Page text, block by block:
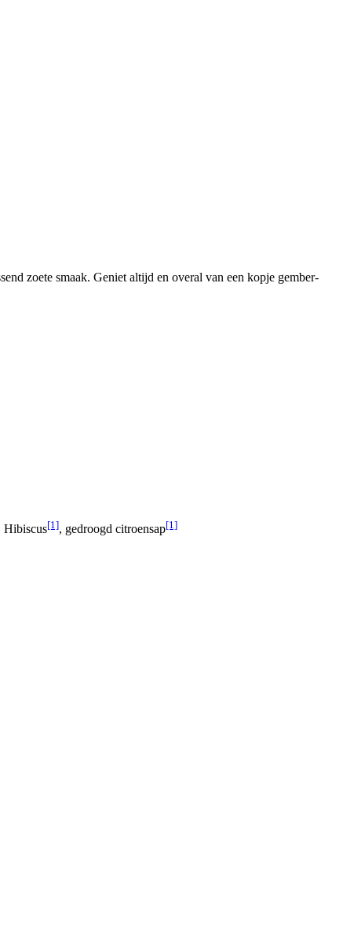
zoete smaak. Geniet altijd en overal van een kopje gember-
Hibiscus[1], gedroogd citroensap[1]